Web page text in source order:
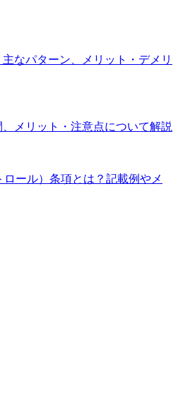
なパターン、メリット・デメリ
メリット・注意点について解説
ール）条項とは？記載例やメ